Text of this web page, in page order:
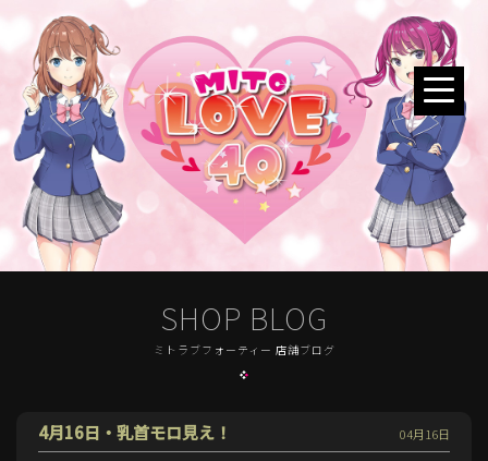
SHOP BLOG
ミトラブフォーティー 店舗ブログ
4月16日・乳首モロ見え！ 04月16日